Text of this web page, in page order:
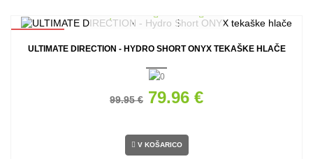
ULTIMATE DIRECTION - HYDRO SHORT ONYX TEKAŠKE HLAČE
99.95 € 79.96 €
V KOŠARICO